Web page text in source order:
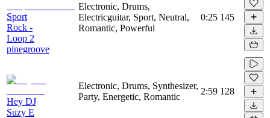
Sport
Rock -
Loop 2
pinegroove
Electronic, Drums,
Electricguitar, Sport, Neutral,
Romantic, Powerful
0:25 145
Hey DJ
Suzy E
Electronic, Drums, Synthesizer,
Party, Energetic, Romantic
2:59 128